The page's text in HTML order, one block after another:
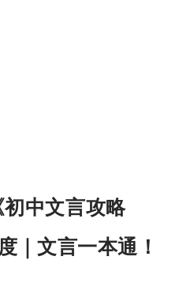
初中文言攻略
｜文言一本通！